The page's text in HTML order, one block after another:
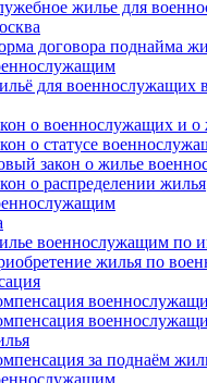
жилье для
договора поднайма
для военнослужащих
о военнослужащих и о
о статусе
закон о жилье
о распределении жилья
военнослужащим по
жилья по
за поднаём